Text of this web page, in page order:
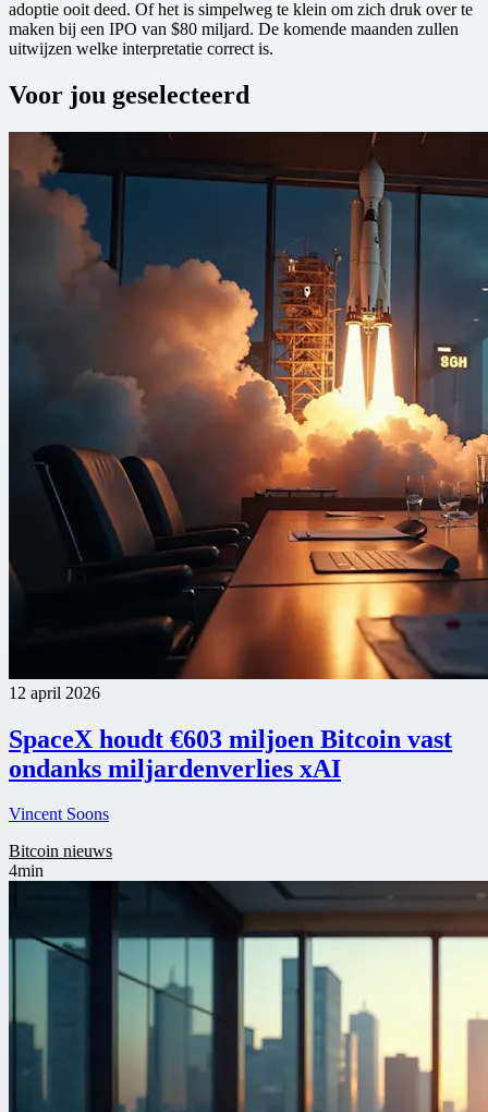
adoptie ooit deed. Of het is simpelweg te klein om zich druk over te
maken bij een IPO van $80 miljard. De komende maanden zullen
uitwijzen welke interpretatie correct is.
Voor jou geselecteerd
12 april 2026
SpaceX houdt €603 miljoen Bitcoin vast
ondanks miljardenverlies xAI
Vincent Soons
Bitcoin nieuws
4min